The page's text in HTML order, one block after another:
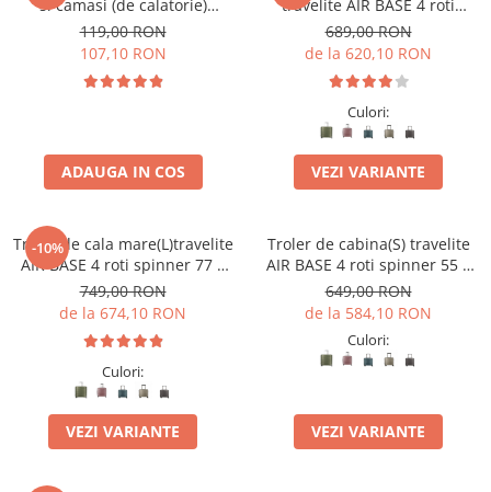
si camasi (de calatorie)
travelite Mobile
119,00 RON
107,10 RON
ADAUGA IN COS
travelite AIR BASE 4 roti
spinner 67 x 45 x 27 cm
689,00 RON
de la 620,10 RON
Culori:
VEZI VARIANTE
-10%
Troler de cala mare(L)travelite
AIR BASE 4 roti spinner 77 x
51 x 30 cm - L
749,00 RON
de la 674,10 RON
Culori:
VEZI VARIANTE
Troler de cabina(S) travelite
AIR BASE 4 roti spinner 55 x
39 x 20 cm - S
649,00 RON
de la 584,10 RON
Culori:
VEZI VARIANTE